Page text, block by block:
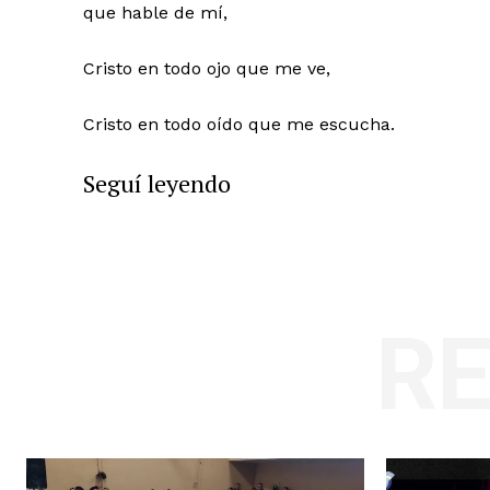
que hable de mí,
Cristo en todo ojo que me ve,
Cristo en todo oído que me escucha.
Seguí leyendo